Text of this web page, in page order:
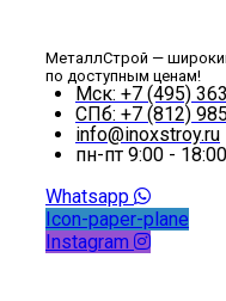
МеталлСтрой —
по доступным ценам!
Мск: +7 (495)
СПб: +7 (812)
info@inoxstroy.ru
пн-пт 9:00 - 18:00
Whatsapp
Icon-paper-plane
Instagram